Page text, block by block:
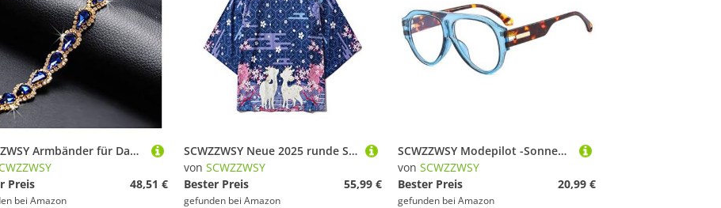
SCWZZWSY Armbänder für Damen, Armband mit Kristallstein, blau, weiblich, Kette in Roségold, Armbänder für Frauen, niedliche Geometrie, Hochzeitsarmband aus Zirkon 02 02
Preis
48,51 €
bei Amazon
SCWZZWSY Neue 2025 runde Sonnenbrille für Frauen Männer Metalltöne UV Wanderbrillen Outdoor Eyewear
von SCWZZWSY
Bester Preis
55,99 €
gefunden bei Amazon
SCWZZWSY Modepilot -Sonnenbrille Frauen Retro Doppelfarbe Brillenschatten UV400 Männer Trending Gradient Punk Sonnenbrille
von SCWZZWSY
Bester Preis
20,99 €
gefunden bei Amazon